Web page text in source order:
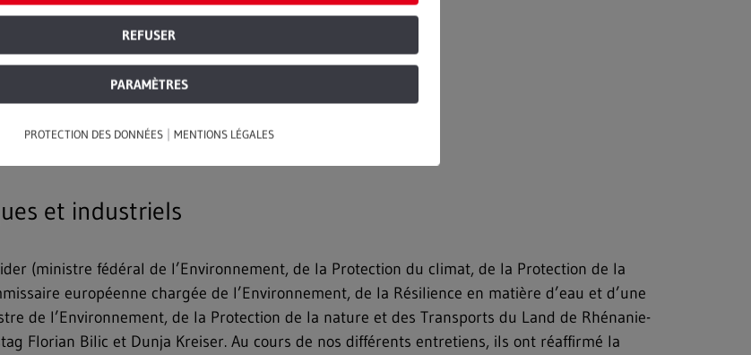
à
Les discussions
des
la réduction de la
et industriels
(ministre fédéral de l’Environnement, de la Protection du climat, de la Protection de la
européenne chargée de l’Environnement, de la Résilience en matière d’eau et d’une
de l’Environnement, de la Protection de la nature et des Transports du Land de Rhénanie-
Florian Bilic et Dunja Kreiser. Au cours de nos différents entretiens, ils ont réaffirmé la
REFUSER
PARAMÈTRES
PROTECTION DES DONNÉES| MENTIONS LÉGALES